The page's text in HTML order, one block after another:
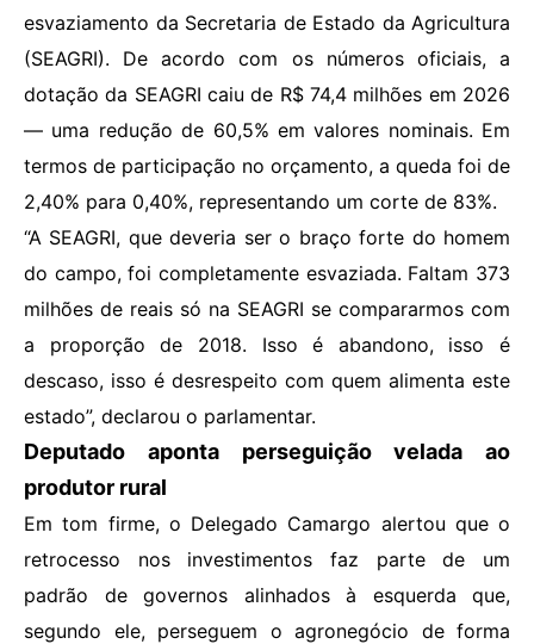
esvaziamento da Secretaria de Estado da Agricultura
(SEAGRI). De acordo com os números oficiais, a
dotação da SEAGRI caiu de R$ 74,4 milhões em 2026
— uma redução de 60,5% em valores nominais. Em
termos de participação no orçamento, a queda foi de
2,40% para 0,40%, representando um corte de 83%.
“A SEAGRI, que deveria ser o braço forte do homem
do campo, foi completamente esvaziada. Faltam 373
milhões de reais só na SEAGRI se compararmos com
a proporção de 2018. Isso é abandono, isso é
descaso, isso é desrespeito com quem alimenta este
estado”, declarou o parlamentar.
Deputado aponta perseguição velada ao
produtor rural
Em tom firme, o Delegado Camargo alertou que o
retrocesso nos investimentos faz parte de um
padrão de governos alinhados à esquerda que,
segundo ele, perseguem o agronegócio de forma